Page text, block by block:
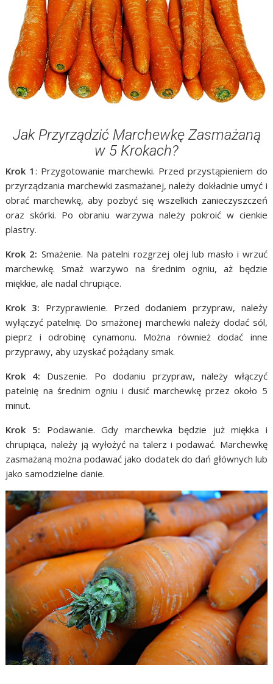
Jak Przyrządzić Marchewkę Zasmażaną
w 5 Krokach?
Krok 1 : Przygotowanie marchewki. Przed przystąpieniem do
przyrządzania marchewki zasmażanej, należy dokładnie umyć i
obrać marchewkę, aby pozbyć się wszelkich zanieczyszczeń
oraz skórki. Po obraniu warzywa należy pokroić w cienkie
plastry.
Krok 2: Smażenie. Na patelni rozgrzej olej lub masło i wrzuć
marchewkę. Smaż warzywo na średnim ogniu, aż będzie
miękkie, ale nadal chrupiące.
Krok 3: Przyprawienie. Przed dodaniem przypraw, należy
wyłączyć patelnię. Do smażonej marchewki należy dodać sól,
pieprz i odrobinę cynamonu. Można również dodać inne
przyprawy, aby uzyskać pożądany smak.
Krok 4: Duszenie. Po dodaniu przypraw, należy włączyć
patelnię na średnim ogniu i dusić marchewkę przez około 5
minut.
Krok 5: Podawanie. Gdy marchewka będzie już miękka i
chrupiąca, należy ją wyłożyć na talerz i podawać. Marchewkę
zasmażaną można podawać jako dodatek do dań głównych lub
jako samodzielne danie.